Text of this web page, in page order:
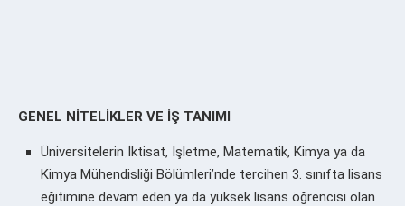
GENEL NİTELİKLER VE İŞ TANIMI
Üniversitelerin İktisat, İşletme, Matematik, Kimya ya da
Kimya Mühendisliği Bölümleri’nde tercihen 3. sınıfta lisans
eğitimine devam eden ya da yüksek lisans öğrencisi olan